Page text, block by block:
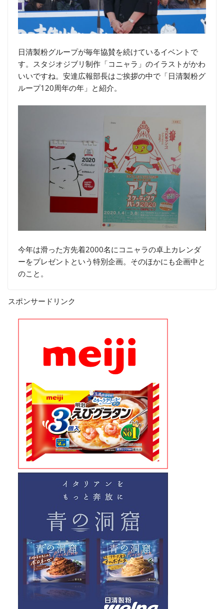
日清製粉グループが毎年協賛を続けているイベントで
す。スタジオジブリ制作「コニャラ」のイラストがかわ
いいですね。安達広報部長はご挨拶の中で「日清製粉グ
ループ120周年の年」と紹介。
今年は滑った方先着2000名にコニャラの卓上カレンダ
ーをプレゼントという特別企画。そのほかにも企画中と
のこと。
スポンサードリンク